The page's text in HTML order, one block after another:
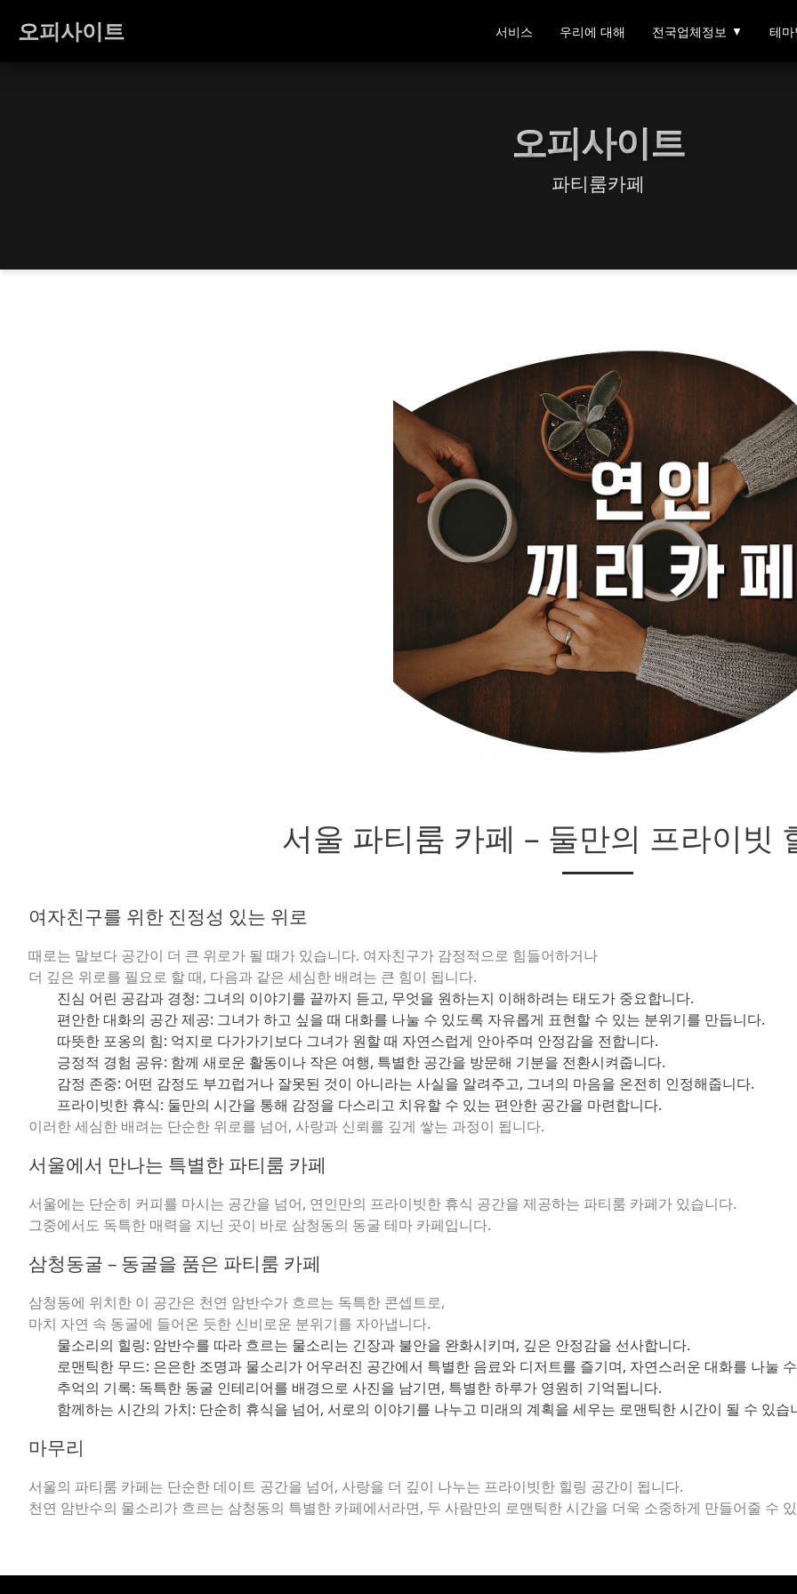
오피사이트 서비스 우리에 대해 전국업체정보 ▼ 테마
오피사이트
파티룸카페
서울 파티룸 카페 – 둘만의 프라이빗
여자친구를 위한 진정성 있는 위로
때로는 말보다 공간이 더 큰 위로가 될 때가 있습니다. 여자친구가 감정적으로 힘들어하거나
더 깊은 위로를 필요로 할 때, 다음과 같은 세심한 배려는 큰 힘이 됩니다.
진심 어린 공감과 경청: 그녀의 이야기를 끝까지 듣고, 무엇을 원하는지 이해하려는 태도가 중요합니다.
편안한 대화의 공간 제공: 그녀가 하고 싶을 때 대화를 나눌 수 있도록 자유롭게 표현할 수 있는 분위기를 만듭니다.
따뜻한 포옹의 힘: 억지로 다가가기보다 그녀가 원할 때 자연스럽게 안아주며 안정감을 전합니다.
긍정적 경험 공유: 함께 새로운 활동이나 작은 여행, 특별한 공간을 방문해 기분을 전환시켜줍니다.
감정 존중: 어떤 감정도 부끄럽거나 잘못된 것이 아니라는 사실을 알려주고, 그녀의 마음을 온전히 인정해줍니다.
프라이빗한 휴식: 둘만의 시간을 통해 감정을 다스리고 치유할 수 있는 편안한 공간을 마련합니다.
이러한 세심한 배려는 단순한 위로를 넘어, 사랑과 신뢰를 깊게 쌓는 과정이 됩니다.
서울에서 만나는 특별한 파티룸 카페
서울에는 단순히 커피를 마시는 공간을 넘어, 연인만의 프라이빗한 휴식 공간을 제공하는 파티룸 카페가 있습니다.
그중에서도 독특한 매력을 지닌 곳이 바로 삼청동의 동굴 테마 카페입니다.
삼청동굴 – 동굴을 품은 파티룸 카페
삼청동에 위치한 이 공간은 천연 암반수가 흐르는 독특한 콘셉트로,
마치 자연 속 동굴에 들어온 듯한 신비로운 분위기를 자아냅니다.
물소리의 힐링: 암반수를 따라 흐르는 물소리는 긴장과 불안을 완화시키며, 깊은 안정감을 선사합니다.
로맨틱한 무드: 은은한 조명과 물소리가 어우러진 공간에서 특별한 음료와 디저트를 즐기며, 자연스러운 대화를 나눌
추억의 기록: 독특한 동굴 인테리어를 배경으로 사진을 남기면, 특별한 하루가 영원히 기억됩니다.
함께하는 시간의 가치: 단순히 휴식을 넘어, 서로의 이야기를 나누고 미래의 계획을 세우는 로맨틱한 시간이 될 수 있습
마무리
서울의 파티룸 카페는 단순한 데이트 공간을 넘어, 사랑을 더 깊이 나누는 프라이빗한 힐링 공간이 됩니다.
천연 암반수의 물소리가 흐르는 삼청동의 특별한 카페에서라면, 두 사람만의 로맨틱한 시간을 더욱 소중하게 만들어줄 수